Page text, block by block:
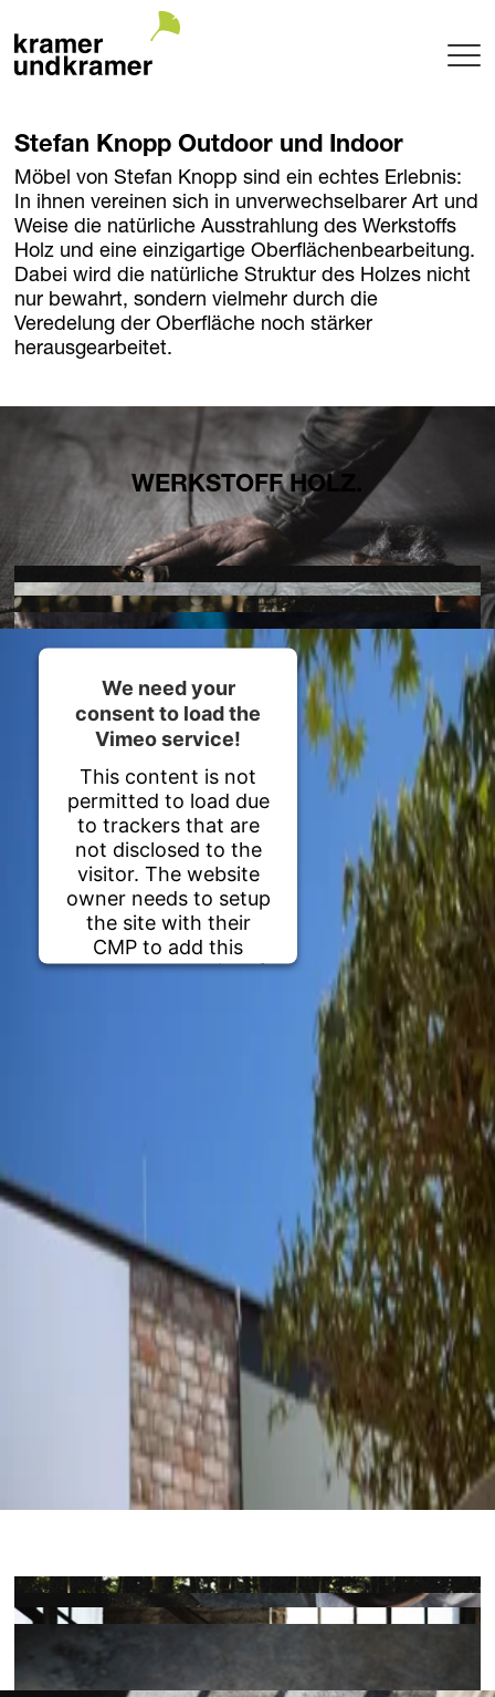
Terrasse
Garten
Pool
Hotel
Innenraum
Balkon
Baumschule
Garden of uniqueTrees® + Werkhalle
Homebase Zöfing
Concept Store
Blumen + Pflanzen
Möbel + Licht
Paola Lenti Wien
Domani Austria
Über uns
Standorte
Kontakt + Anfrage
Familie Bohnenbaum
Kontakt + Anfrage
Stefan Knopp Outdoor und Indoor
Möbel von Stefan Knopp sind ein echtes Erlebnis:
In ihnen vereinen sich in unverwechselbarer Art und
Weise die natürliche Ausstrahlung des Werkstoffs
Holz und eine einzigartige Oberflächenbearbeitung.
Dabei wird die natürliche Struktur des Holzes nicht
nur bewahrt, sondern vielmehr durch die
Veredelung der Oberfläche noch stärker
herausgearbeitet.
WERKSTOFF HOLZ.
We need your
consent to load the
Vimeo service!
This content is not
permitted to load due
to trackers that are
not disclosed to the
visitor. The website
owner needs to setup
the site with their
CMP to add this
content to the list of